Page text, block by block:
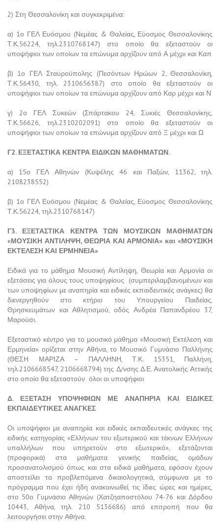
2) Στη Θεσσαλονίκη και συγκεκριμένα:
α) 1ο ΓΕΛ Ευόσμου (Νεμέας & Θαλείας, Εύοσμος Θεσσαλονίκης
Τ.Κ.56224, τηλ.2310768147) στο οποίο θα εξεταστούν οι
υποψήφιοι των οποίων τα επώνυμα αρχίζουν από Α μέχρι και Καπ
β) 1ο ΓΕΛ Σταυρούπολης (Πεσόντων Ηρώων 2, Θεσσαλονίκη,
Τ.Κ.56430, τηλ. 2310656387) στο οποίο θα εξεταστούν οι
υποψήφιοι των οποίων τα επώνυμα αρχίζουν από Καρ μέχρι και Ν
γ) 2ο ΓΕΛ Συκεών (Σπάρτακου 24, Συκιές Θεσσαλονίκης,
Τ.Κ.56626, τηλ.2310202091) στο οποίο θα εξεταστούν οι
υποψήφιοι των οποίων τα επώνυμα αρχίζουν από Ξ μέχρι και Ω
Γ2. ΕΞΕΤΑΣΤΙΚΑ ΚΕΝΤΡΑ ΕΙΔΙΚΩΝ ΜΑΘΗΜΑΤΩΝ.
α) 15ο ΓΕΛ Αθηνών (Κυψέλης 46 και Παξών, 11362, τηλ.
2108238552)
β) 1ο ΓΕΛ Ευόσμου (Νεμέας & Θαλείας, Εύοσμος Θεσσαλονίκης
Τ.Κ.56224, τηλ.2310768147)
Γ3. ΕΞΕΤΑΣΤΙΚΑ ΚΕΝΤΡΑ ΤΩΝ ΜΟΥΣΙΚΩΝ ΜΑΘΗΜΑΤΩΝ
«ΜΟΥΣΙΚΗ ΑΝΤΙΛΗΨΗ, ΘΕΩΡΙΑ ΚΑΙ ΑΡΜΟΝΙΑ» και «ΜΟΥΣΙΚΗ
ΕΚΤΕΛΕΣΗ ΚΑΙ ΕΡΜΗΝΕΙΑ»
Ειδικά για το μάθημα Μουσική Αντίληψη, Θεωρία και Αρμονία οι
εξετάσεις για όλους τους υποψηφίους (συμπεριλαμβανομένων και
των υποψηφίων με αναπηρία και ειδικές εκπαιδευτικές ανάγκες) θα
διενεργηθούν στο κτήριο του Υπουργείου Παιδείας,
Θρησκευμάτων και Αθλητισμού, οδός Ανδρέα Παπανδρέου 37,
Μαρούσι.
Εξεταστικό κέντρο για το μουσικό μάθημα «Μουσική Εκτέλεση και
Ερμηνεία» ορίζεται στην Αθήνα, το Μουσικό Γυμνάσιο Παλλήνης
(ΘΕΣΗ ΜΑΡΙΖΑ – ΠΑΛΛΗΝΗ, Τ.Κ. 15351, Παλλήνη,
τηλ.2106668547, 2106668794) της Δ/νσης Δ.Ε. Ανατολικής Αττικής
στο οποίο θα εξεταστούν όλοι οι υποψήφιοι
Δ. ΕΞΕΤΑΣΗ ΥΠΟΨΗΦΙΩΝ ΜΕ ΑΝΑΠΗΡΙΑ ΚΑΙ ΕΙΔΙΚΕΣ
ΕΚΠΑΙΔΕΥΤΙΚΕΣ ΑΝΑΓΚΕΣ
Οι υποψήφιοι με αναπηρία και ειδικές εκπαιδευτικές ανάγκες της
ειδικής κατηγορίας «Ελλήνων του εξωτερικού και τέκνων Ελλήνων
υπαλλήλων που υπηρετούν στο εξωτερικό», εξετάζονται
(προφορικά) στα μαθήματα γενικής παιδείας, ομάδων
προσανατολισμού όπως και στα ειδικά μαθήματα, εφόσον έχουν
αποστείλει τα προβλεπόμενα δικαιολογητικά, σύμφωνα με το
πρόγραμμα που έχει ήδη ανακοινωθεί, τις ίδιες ώρες και ημέρες,
στο 50ο Γυμνάσιο Αθηνών (Χατζηαποστόλου 74-76 και Δόρδου
10443, Αθήνα, τηλ. 210 5136686) από επιτροπή που θα
λειτουργήσει στην Αθήνα.